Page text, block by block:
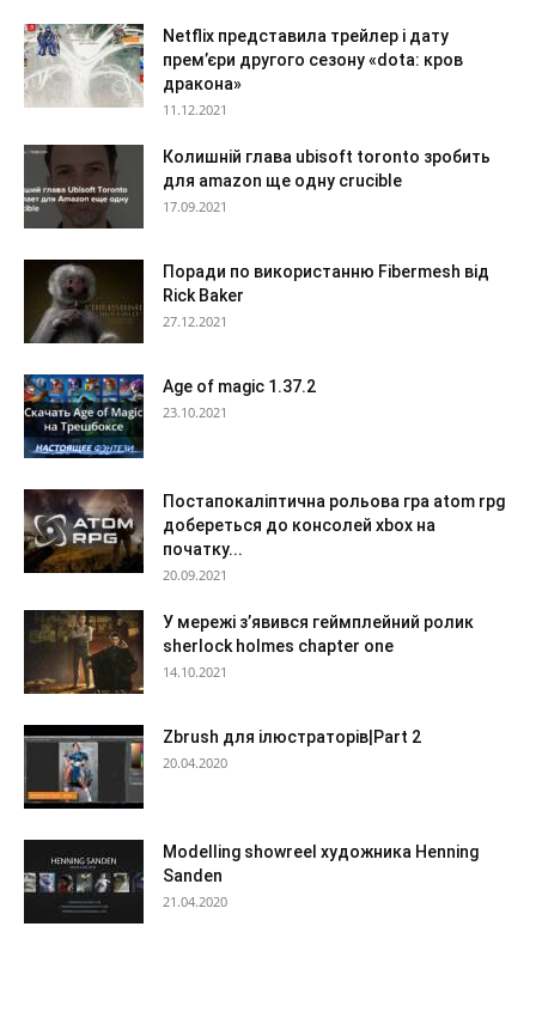
Netflix представила трейлер і дату
прем’єри другого сезону «dota: кров
дракона»
11.12.2021
Колишній глава ubisoft toronto зробить
для amazon ще одну crucible
17.09.2021
Поради по використанню Fibermesh від
Rick Baker
27.12.2021
Age of magic 1.37.2
23.10.2021
Постапокаліптична рольова гра atom rpg
добереться до консолей xbox на
початку...
20.09.2021
У мережі з’явився геймплейний ролик
sherlock holmes chapter one
14.10.2021
Zbrush для ілюстраторів|Part 2
20.04.2020
Modelling showreel художника Henning
Sanden
21.04.2020